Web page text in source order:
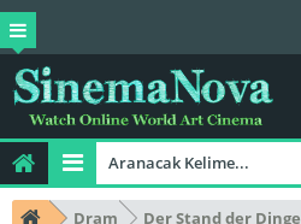
Dram Der Stand der Dinge